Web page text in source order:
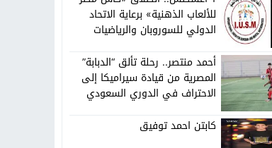
بشار سعود.. “78 ساعة غيرت كل شيء”
للألعاب الذهنية» برعاية الاتحاد
الدولي للسوروبان والرياضيات
أحمد منتصر.. رحلة تألق “الدبابة”
المصرية من قيادة سيراميكا إلى
الاحتراف في الدوري السعودي
كابتن احمد توفيق